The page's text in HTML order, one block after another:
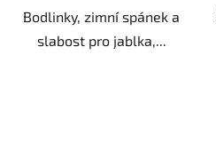
Bodlinky, zimní spánek a
slabost pro jablka,...